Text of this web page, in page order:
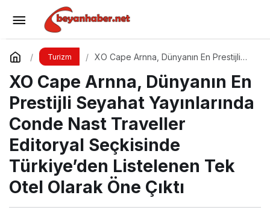
Turizm
XO Cape Arnna, Dünyanın En Prestijli
Traveller Editoryal Seçkisinde
Türkiye’den Listelenen Tek Otel Olarak
Öne Çıktı
XO Cape Arnna, Dünyanın En
Prestijli Seyahat Yayınlarında
Conde Nast Traveller
Editoryal Seçkisinde
Türkiye’den Listelenen Tek
Otel Olarak Öne Çıktı
BookingAgora 2025 TravelXperience ile
seyahat sektörü Six Senses Kocataş Mansions’da bir
araya geldi
Yorum Yap